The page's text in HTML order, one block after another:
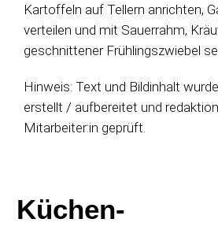
Kartoffeln auf Tellern anrichten,
verteilen und mit Sauerrahm,
geschnittener Frühlingszwiebel
Hinweis: Text und Bildinhalt
erstellt / aufbereitet und
Mitarbeiter:in geprüft.
Küchen-